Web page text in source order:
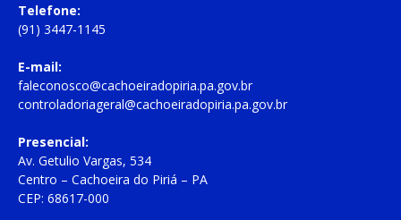
Telefone:
(91) 3447-1145
E-mail:
faleconosco@cachoeiradopiria.pa.gov.br
controladoriageral@cachoeiradopiria.pa.gov.br
Presencial:
Av. Getulio Vargas, 534
Centro – Cachoeira do Piriá – PA
CEP: 68617-000